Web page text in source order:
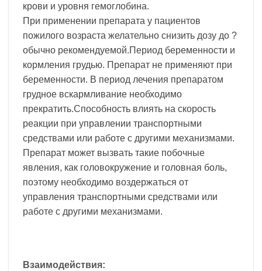
крови и уровня гемоглобина.
При применении препарата у пациентов
пожилого возраста желательно снизить дозу до ?
обычно рекомендуемой.Период беременности и
кормления грудью. Препарат не применяют при
беременности. В период лечения препаратом
грудное вскармливание необходимо
прекратить.Способность влиять на скорость
реакции при управлении транспортными
средствами или работе с другими механизмами.
Препарат может вызвать такие побочные
явления, как головокружение и головная боль,
поэтому необходимо воздержаться от
управления транспортными средствами или
работе с другими механизмами.
Взаимодействия: